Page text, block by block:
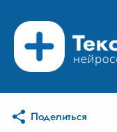
Режимы нейросети
Поделиться